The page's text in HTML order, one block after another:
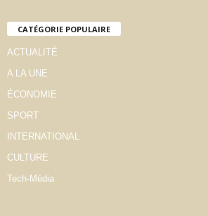
CATÉGORIE POPULAIRE
ACTUALITÉ
A LA UNE
ÉCONOMIE
SPORT
INTERNATIONAL
CULTURE
Tech-Média